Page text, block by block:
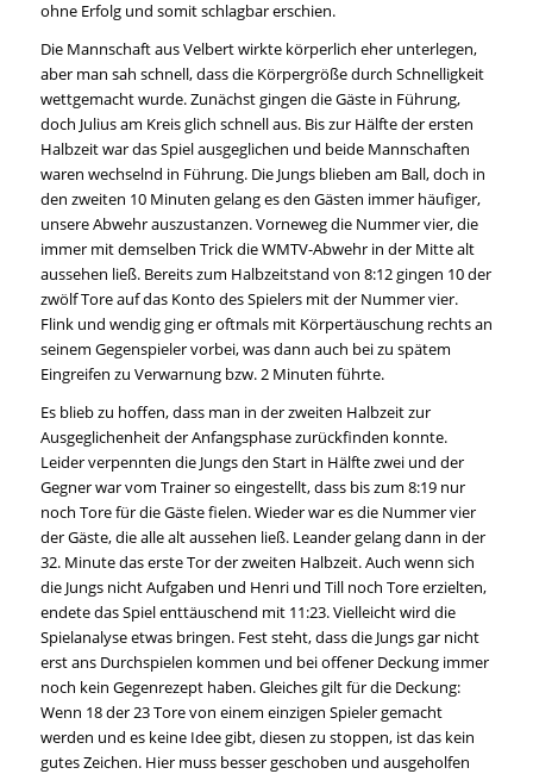
ohne Erfolg und somit schlagbar erschien.
Die Mannschaft aus Velbert wirkte körperlich eher unterlegen,
aber man sah schnell, dass die Körpergröße durch Schnelligkeit
wettgemacht wurde. Zunächst gingen die Gäste in Führung,
doch Julius am Kreis glich schnell aus. Bis zur Hälfte der ersten
Halbzeit war das Spiel ausgeglichen und beide Mannschaften
waren wechselnd in Führung. Die Jungs blieben am Ball, doch in
den zweiten 10 Minuten gelang es den Gästen immer häufiger,
unsere Abwehr auszustanzen. Vorneweg die Nummer vier, die
immer mit demselben Trick die WMTV-Abwehr in der Mitte alt
aussehen ließ. Bereits zum Halbzeitstand von 8:12 gingen 10 der
zwölf Tore auf das Konto des Spielers mit der Nummer vier.
Flink und wendig ging er oftmals mit Körpertäuschung rechts an
seinem Gegenspieler vorbei, was dann auch bei zu spätem
Eingreifen zu Verwarnung bzw. 2 Minuten führte.
Es blieb zu hoffen, dass man in der zweiten Halbzeit zur
Ausgeglichenheit der Anfangsphase zurückfinden konnte.
Leider verpennten die Jungs den Start in Hälfte zwei und der
Gegner war vom Trainer so eingestellt, dass bis zum 8:19 nur
noch Tore für die Gäste fielen. Wieder war es die Nummer vier
der Gäste, die alle alt aussehen ließ. Leander gelang dann in der
32. Minute das erste Tor der zweiten Halbzeit. Auch wenn sich
die Jungs nicht Aufgaben und Henri und Till noch Tore erzielten,
endete das Spiel enttäuschend mit 11:23. Vielleicht wird die
Spielanalyse etwas bringen. Fest steht, dass die Jungs gar nicht
erst ans Durchspielen kommen und bei offener Deckung immer
noch kein Gegenrezept haben. Gleiches gilt für die Deckung:
Wenn 18 der 23 Tore von einem einzigen Spieler gemacht
werden und es keine Idee gibt, diesen zu stoppen, ist das kein
gutes Zeichen. Hier muss besser geschoben und ausgeholfen